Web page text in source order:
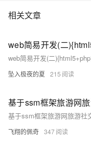
相关文章
web简易开发(二
坠入极夜的夏 215
飞翔的佩奇 347